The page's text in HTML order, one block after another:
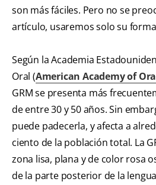
son más fáciles. Pero no se
artículo, usaremos solo su
Según la Academia
Oral (American Academy of
GRM se presenta más
de entre 30 y 50 años. Sin
puede padecerla, y afecta a
ciento de la población total. La
zona lisa, plana y de color rosa
de la parte posterior de la